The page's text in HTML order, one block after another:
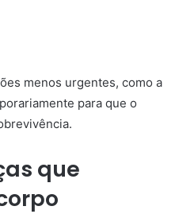
menos urgentes, como a
para que o
que